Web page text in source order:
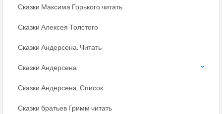
Сказки Максима Горького читать
Сказки Алексея Толстого
Сказки Андерсена. Читать
Сказки Андерсена
Сказки Андерсена. Список
Сказки братьев Гримм читать